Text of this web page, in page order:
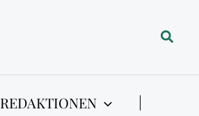
Sök
REDAKTIONEN